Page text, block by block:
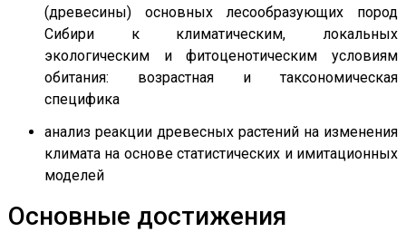
(древесины) основных лесообразующих пород
Сибири к климатическим, локальных
экологическим и фитоценотическим условиям
обитания: возрастная и таксономическая
специфика
анализ реакции древесных растений на изменения
климата на основе статистических и имитационных
моделей
Основные достижения